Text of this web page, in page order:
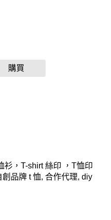
購買
衫，T-shirt 絲印 ，T恤印
品牌 t 恤, 合作代理, diy